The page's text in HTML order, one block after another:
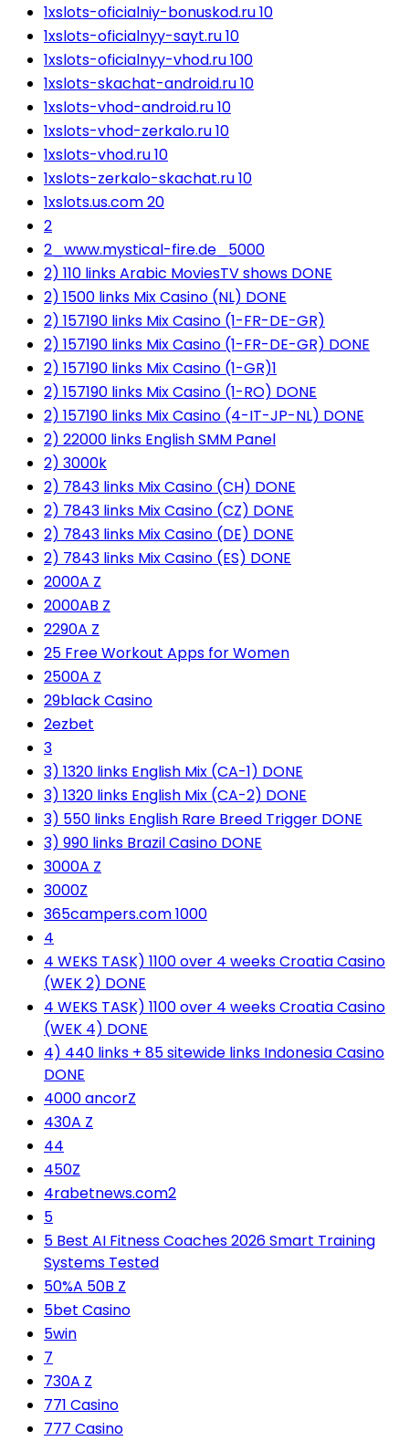
1xslots-oficialniy-bonuskod.ru 10
1xslots-oficialnyy-sayt.ru 10
1xslots-oficialnyy-vhod.ru 100
1xslots-skachat-android.ru 10
1xslots-vhod-android.ru 10
1xslots-vhod-zerkalo.ru 10
1xslots-vhod.ru 10
1xslots-zerkalo-skachat.ru 10
1xslots.us.com 20
2
2_www.mystical-fire.de_5000
2) 110 links Arabic MoviesTV shows DONE
2) 1500 links Mix Casino (NL) DONE
2) 157190 links Mix Casino (1-FR-DE-GR)
2) 157190 links Mix Casino (1-FR-DE-GR) DONE
2) 157190 links Mix Casino (1-GR)1
2) 157190 links Mix Casino (1-RO) DONE
2) 157190 links Mix Casino (4-IT-JP-NL) DONE
2) 22000 links English SMM Panel
2) 3000k
2) 7843 links Mix Casino (CH) DONE
2) 7843 links Mix Casino (CZ) DONE
2) 7843 links Mix Casino (DE) DONE
2) 7843 links Mix Casino (ES) DONE
2000A Z
2000AB Z
2290A Z
25 Free Workout Apps for Women
2500A Z
29black Casino
2ezbet
3
3) 1320 links English Mix (CA-1) DONE
3) 1320 links English Mix (CA-2) DONE
3) 550 links English Rare Breed Trigger DONE
3) 990 links Brazil Casino DONE
3000A Z
3000Z
365campers.com 1000
4
4 WEKS TASK) 1100 over 4 weeks Croatia Casino
(WEK 2) DONE
4 WEKS TASK) 1100 over 4 weeks Croatia Casino
(WEK 4) DONE
4) 440 links + 85 sitewide links Indonesia Casino
DONE
4000 ancorZ
430A Z
44
450Z
4rabetnews.com2
5
5 Best AI Fitness Coaches 2026 Smart Training
Systems Tested
50%A 50B Z
5bet Casino
5win
7
730A Z
771 Casino
777 Casino